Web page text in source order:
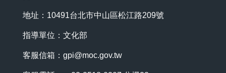
地址：10491台北市中山區松江路209號
指導單位：文化部
客服信箱： gpi@moc.gov.tw